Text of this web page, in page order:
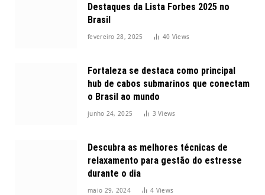
Destaques da Lista Forbes 2025 no
Brasil
fevereiro 28, 2025 40 Views
Fortaleza se destaca como principal
hub de cabos submarinos que conectam
o Brasil ao mundo
junho 24, 2025 3Views
Descubra as melhores técnicas de
relaxamento para gestão do estresse
durante o dia
maio 29, 2024 4 Views